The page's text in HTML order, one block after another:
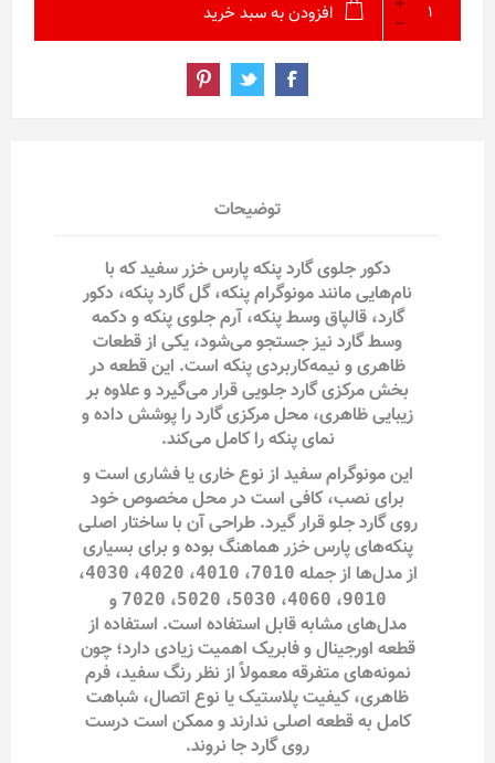
افزودن به سبد خرید
توضیحات
دکور جلوی گارد پنکه پارس خزر سفید که با
نام‌هایی مانند مونوگرام پنکه، گل گارد پنکه، دکور
گارد، قالپاق وسط پنکه، آرم جلوی پنکه و دکمه
وسط گارد نیز جستجو می‌شود، یکی از قطعات
ظاهری و نیمه‌کاربردی پنکه است. این قطعه در
بخش مرکزی گارد جلویی قرار می‌گیرد و علاوه بر
زیبایی ظاهری، محل مرکزی گارد را پوشش داده و
نمای پنکه را کامل می‌کند.
این مونوگرام سفید از نوع خاری یا فشاری است و
برای نصب، کافی است در محل مخصوص خود
روی گارد جلو قرار گیرد. طراحی آن با ساختار اصلی
پنکه‌های پارس خزر هماهنگ بوده و برای بسیاری
از مدل‌ها از جمله 7010، 4010، 4020، 4030،
9010، 4060، 5030، 5020، 7020 و
مدل‌های مشابه قابل استفاده است. استفاده از
قطعه اورجینال و فابریک اهمیت زیادی دارد؛ چون
نمونه‌های متفرقه معمولاً از نظر رنگ سفید، فرم
ظاهری، کیفیت پلاستیک یا نوع اتصال، شباهت
کامل به قطعه اصلی ندارند و ممکن است درست
روی گارد جا نروند.